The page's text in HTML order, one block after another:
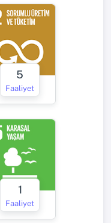
5
Faaliyet
1
Faaliyet